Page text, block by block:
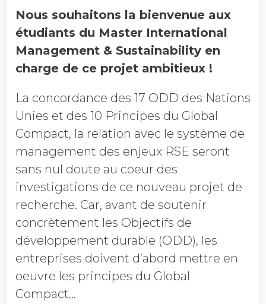
Nous souhaitons la bienvenue aux
étudiants du Master International
Management & Sustainability en
charge de ce projet ambitieux !
La concordance des 17 ODD des Nations
Unies et des 10 Principes du Global
Compact, la relation avec le système de
management des enjeux RSE seront
sans nul doute au coeur des
investigations de ce nouveau projet de
recherche. Car, avant de soutenir
concrètement les Objectifs de
développement durable (ODD), les
entreprises doivent d’abord mettre en
oeuvre les principes du Global
Compact…